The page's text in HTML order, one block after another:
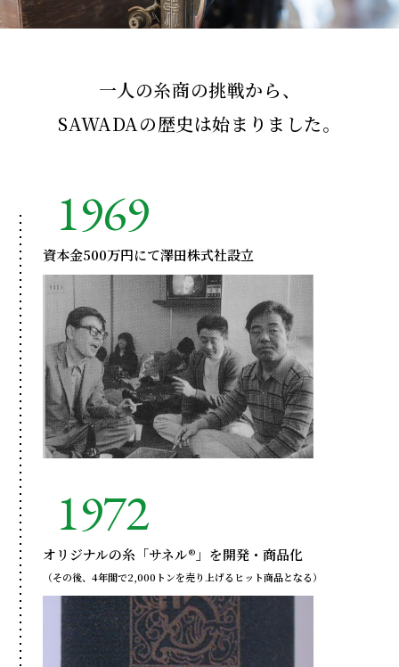
YARN SEARCH
ONLINE SHOP
一人の糸商の挑戦から、
SAWADAの歴史は始まりました。
1969
資本金500万円にて澤田株式社設立
1972
オリジナルの糸「サネル®」を開発・商品化
（その後、4年間で2,000トンを売り上げるヒット商品となる）